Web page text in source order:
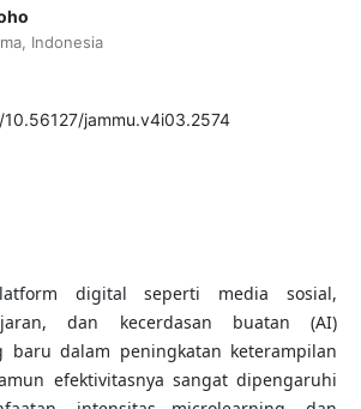
Indonesia
jammu.v4i03.2574
digital seperti media sosial,
dan kecerdasan buatan (AI)
baru dalam peningkatan keterampilan
efektivitasnya sangat dipengaruhi